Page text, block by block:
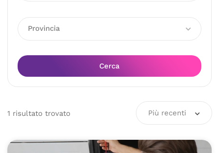
Provincia
Cerca
1 risultato trovato Più recenti